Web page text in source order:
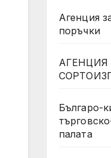
Агенция
поръчки
АГЕНЦИЯ
Българо-
палата